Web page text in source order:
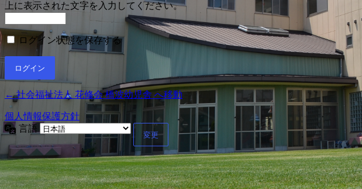
上に表示された文字を入力してください。
ログイン状態を保存する
← 社会福祉法人 花修会 橋波幼児舎 へ移動
個人情報保護方針
言語